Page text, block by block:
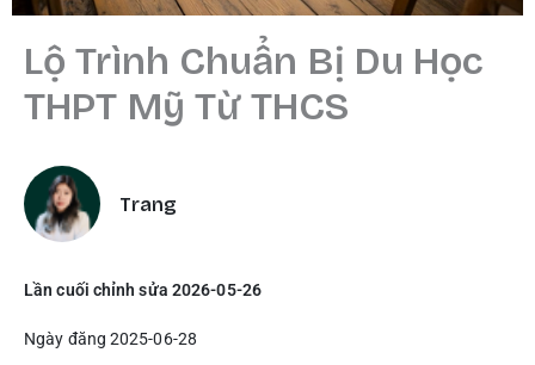
Lộ Trình Chuẩn Bị Du Học
THPT Mỹ Từ THCS
Trang
Lần cuối chỉnh sửa 2026-05-26
Ngày đăng 2025-06-28